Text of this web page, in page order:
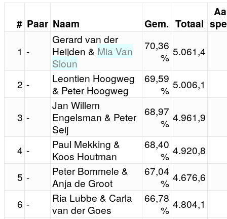
# Paar Naam Gem. Totaal
1 -
Gerard van der
Heijden & Mia Van
Sloun
70,36
% 5.061,4
2 -
Leontien Hoogweg
& Peter Hoogweg
69,59
% 5.006,1
3 -
Jan Willem
Engelsman & Peter
Seij
68,97
% 4.961,9
4 -
Paul Mekking &
Koos Houtman
68,40
% 4.920,8
5 -
Peter Bommele &
Anja de Groot
67,04
% 4.676,6
6 -
Ria Lubbe & Carla
van der Goes
66,78
% 4.804,1